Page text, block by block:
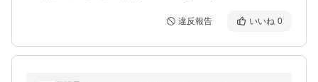
違反報告 いいね 0